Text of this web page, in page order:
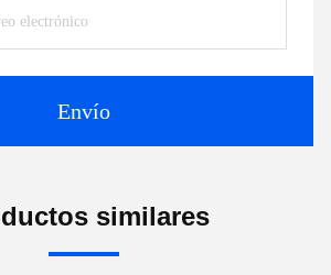
Envío
similares